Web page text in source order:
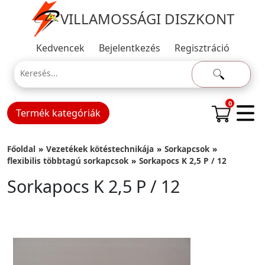
VILLAMOSSÁGI DISZKONT
Kedvencek Bejelentkezés Regisztráció
Termék kategóriák
0
Főoldal Vezetékek kötéstechnikája
Sorkapcsok
flexibilis többtagú sorkapcsok
Sorkapocs K 2,5 P / 12
Sorkapocs K 2,5 P / 12